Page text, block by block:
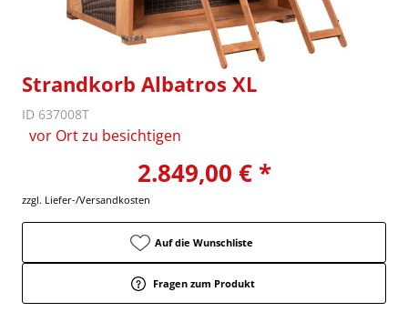
Strandkorb Albatros XL
ID 637008T
vor Ort zu besichtigen
2.849,00 € *
zzgl. Liefer-/Versandkosten
Auf die Wunschliste
Fragen zum Produkt